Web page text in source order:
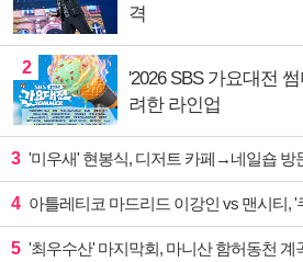
격
2
'2026 SBS 가요대전
려한 라인업
3 '미우새' 현봉식, 디저트 카페→네일숍
4 아틀레티코 마드리드 이강인 vs 맨시티, '쿠
5 '최우수산' 마지막회, 마니산 함허동천